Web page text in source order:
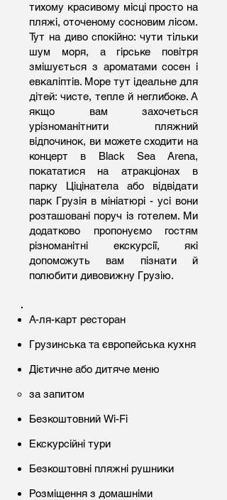
тихому красивому місці просто на
пляжі, оточеному сосновим лісом.
Тут на диво спокійно: чути тільки
шум моря, а гірське повітря
змішується з ароматами сосен і
евкаліптів. Море тут ідеальне для
дітей: чисте, тепле й неглибоке. А
якщо вам захочеться
урізноманітнити пляжний
відпочинок, ви можете сходити на
концерт в Black Sea Arena,
покататися на атракціонах в
парку Ціцінатела або відвідати
парк Грузія в мініатюрі - усі вони
розташовані поруч із готелем. Ми
додатково пропонуємо гостям
різноманітні екскурсії, які
допоможуть вам пізнати й
полюбити дивовижну Грузію.
А-ля-карт ресторан
Грузинська та європейська кухня
Дієтичне або дитяче меню
за запитом
Безкоштовний Wi-Fi
Екскурсійні тури
Безкоштовні пляжні рушники
Розміщення з домашніми